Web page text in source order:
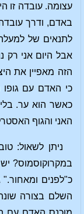
עצומה. עובדה זו
באדם, ודרך עובדה
לתנאים של
אבל היום אני רק
הזה מאפיין את
כי האדם עם
כאשר הוא ער.
האני והגוף
ניתן לשאול:
במקרוקוסמוס?
כ"לפנים
השלם בצורה